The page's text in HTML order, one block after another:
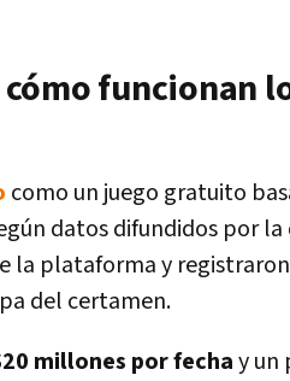
funcionan
como un juego gratuito
datos difundidos por
la plataforma y
del certamen.
millones por fechay un